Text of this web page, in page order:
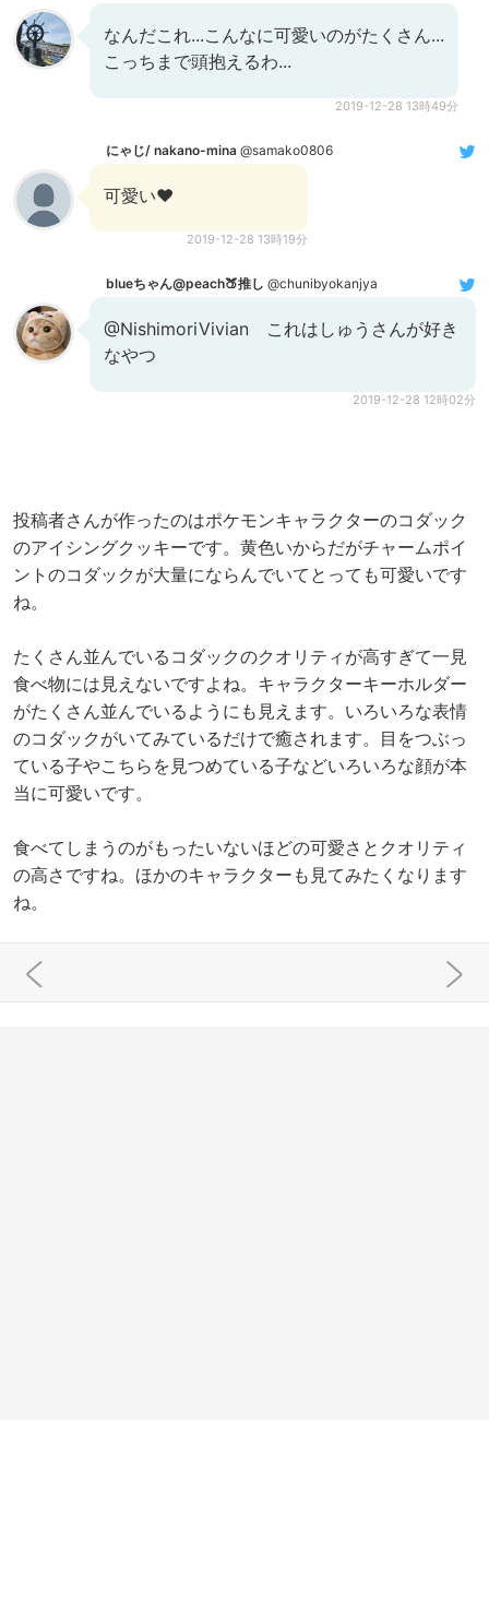
なんだこれ...こんなに可愛いのがたくさん...
こっちまで頭抱えるわ...
2019-12-28 13時49分
にゃじ/ nakano-mina @samako0806
可愛い❤️
2019-12-28 13時19分
blueちゃん@peach🍑推し @chunibyokanjya
@NishimoriVivian これはしゅうさんが好き
なやつ
2019-12-28 12時02分
投稿者さんが作ったのはポケモンキャラクターのコダック
のアイシングクッキーです。黄色いからだがチャームポイ
ントのコダックが大量にならんでいてとっても可愛いです
ね。
たくさん並んでいるコダックのクオリティが高すぎて一見
食べ物には見えないですよね。キャラクターキーホルダー
がたくさん並んでいるようにも見えます。いろいろな表情
のコダックがいてみているだけで癒されます。目をつぶっ
ている子やこちらを見つめている子などいろいろな顔が本
当に可愛いです。
食べてしまうのがもったいないほどの可愛さとクオリティ
の高さですね。ほかのキャラクターも見てみたくなります
ね。